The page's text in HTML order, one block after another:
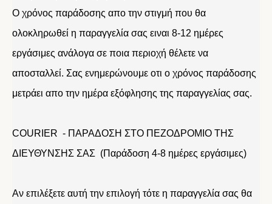
Ο χρόνος παράδοσης απο την στιγμή που θα
ολοκληρωθεί η παραγγελία σας ειναι 8-12 ημέρες
εργάσιμες ανάλογα σε ποια περιοχή θέλετε να
αποσταλλεί. Σας ενημερώνουμε οτι ο χρόνος παράδοσης
μετράει απο την ημέρα εξόφλησης της παραγγελίας σας.
COURIER - ΠΑΡΑΔΟΣΗ ΣΤΟ ΠΕΖΟΔΡΟΜΙΟ ΤΗΣ
ΔΙΕΥΘΥΝΣΗΣ ΣΑΣ (Παράδοση 4-8 ημέρες εργάσιμες)
Αν επιλέξετε αυτή την επιλογή τότε η παραγγελία σας θα